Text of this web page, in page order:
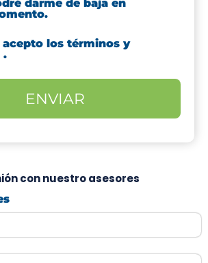
darme de baja en
acepto los términos y
.
con nuestro asesores